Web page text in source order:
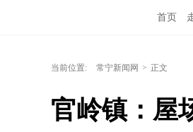
首页
当前位置: 常宁新闻网 > 正文
官岭镇：屋